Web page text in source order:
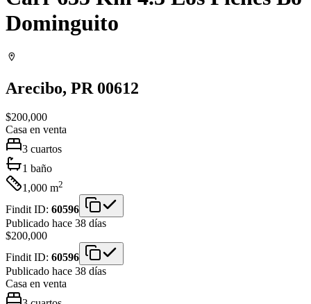
Dominguito
Arecibo, PR 00612
$200,000
Casa en venta
3 cuartos
1 baño
1,000 m2
Findit ID: 60596
Publicado hace 38 días
$200,000
Findit ID: 60596
Publicado hace 38 días
Casa en venta